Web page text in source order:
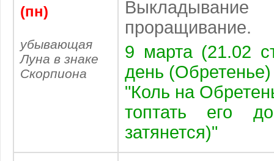
(пн)
убывающая
Луна в знаке
Скорпиона
проращивание.
9 марта (21.02
день (Обретенье)
"Коль на
топтать его
затянется)"